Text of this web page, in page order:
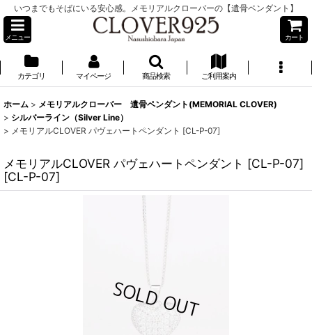
いつまでもそばにいる安心感。メモリアルクローバーの【遺骨ペンダント】
メニュー カート
カテゴリ マイページ 商品検索 ご利用案内
ホーム > メモリアルクローバー 遺骨ペンダント(MEMORIAL CLOVER)
> シルバーライン（Silver Line）
> メモリアルCLOVER パヴェハートペンダント [CL-P-07]
メモリアルCLOVER パヴェハートペンダント [CL-P-07]
[CL-P-07]